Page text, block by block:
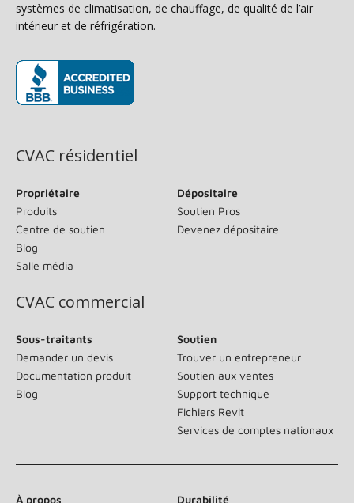
systèmes de climatisation, de chauffage, de qualité de l’air
intérieur et de réfrigération.
CVAC résidentiel
Propriétaire
Produits
Centre de soutien
Blog
Salle média
Dépositaire
Soutien Pros
Devenez dépositaire
CVAC commercial
Sous-traitants
Demander un devis
Documentation produit
Blog
Soutien
Trouver un entrepreneur
Soutien aux ventes
Support technique
Fichiers Revit
Services de comptes nationaux
À propos Durabilité